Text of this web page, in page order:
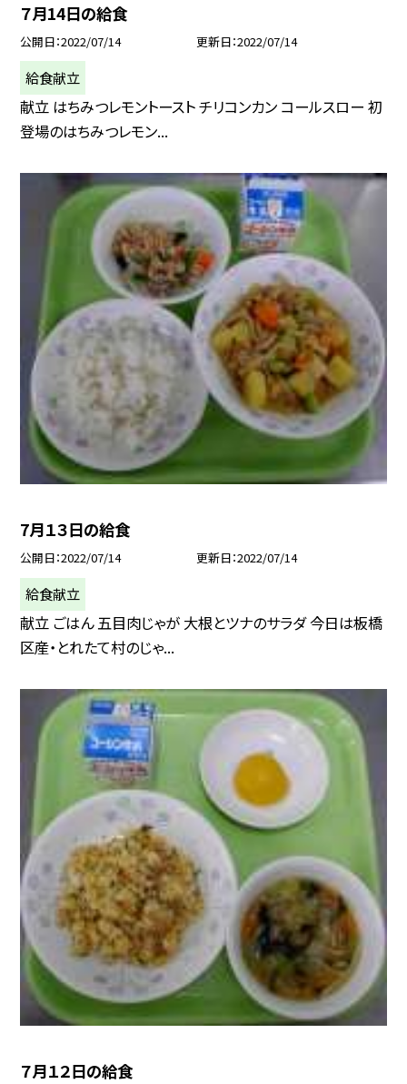
７月14日の給食
公開日 2022/07/14 更新日 2022/07/14
給食献立
献立 はちみつレモントースト チリコンカン コールスロー 初
登場のはちみつレモン...
7月１３日の給食
公開日 2022/07/14 更新日 2022/07/14
給食献立
献立 ごはん 五目肉じゃが 大根とツナのサラダ 今日は板橋
区産・とれたて村のじゃ...
７月１２日の給食